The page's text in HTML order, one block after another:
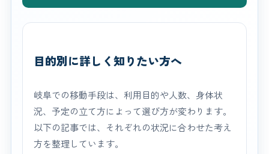
目的別に詳しく知りたい方へ
岐阜での移動手段は、利用目的や人数、身体状
況、予定の立て方によって選び方が変わります。
以下の記事では、それぞれの状況に合わせた考え
方を整理しています。